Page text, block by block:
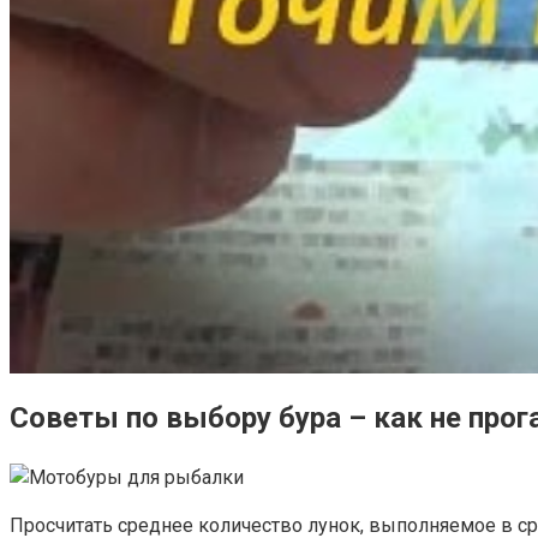
Советы по выбору бура – как не
Просчитать среднее количество лунок, выполняемое в